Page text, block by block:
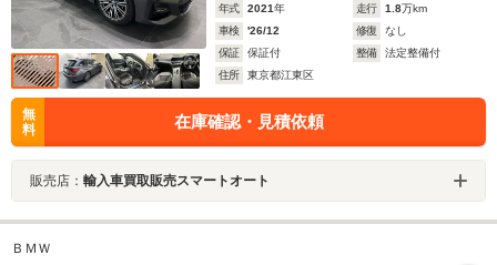
年式 2021年 走行 1.8万km
車検
'26/12 修復
なし
保証
保証付 整備
法定整備付
住所
東京都江東区
無
料
在庫確認・見積依頼
販売店： 輸入車買取販売スマートオート
ＢＭＷ